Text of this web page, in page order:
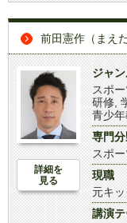
前田憲作（まえ
詳細を
見る
ジャ
スポ
研修
青少
専門
スポ
現職
元キ
講演